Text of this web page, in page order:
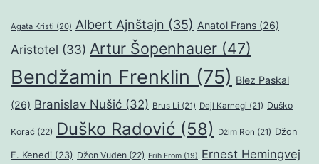
Agata Kristi (20) Albert Ajnštajn (35) Anatol Frans (26)
Aristotel (33) Artur Šopenhauer (47)
Bendžamin Frenklin (75) Blez Paskal
(26) Branislav Nušić (32) Brus Li (21) Dejl Karnegi (21) Duško
Korać (22) Duško Radović (58) Džim Ron (21) Džon
F. Kenedi (23) Džon Vuden (22) Erih From (19) Ernest Hemingvej